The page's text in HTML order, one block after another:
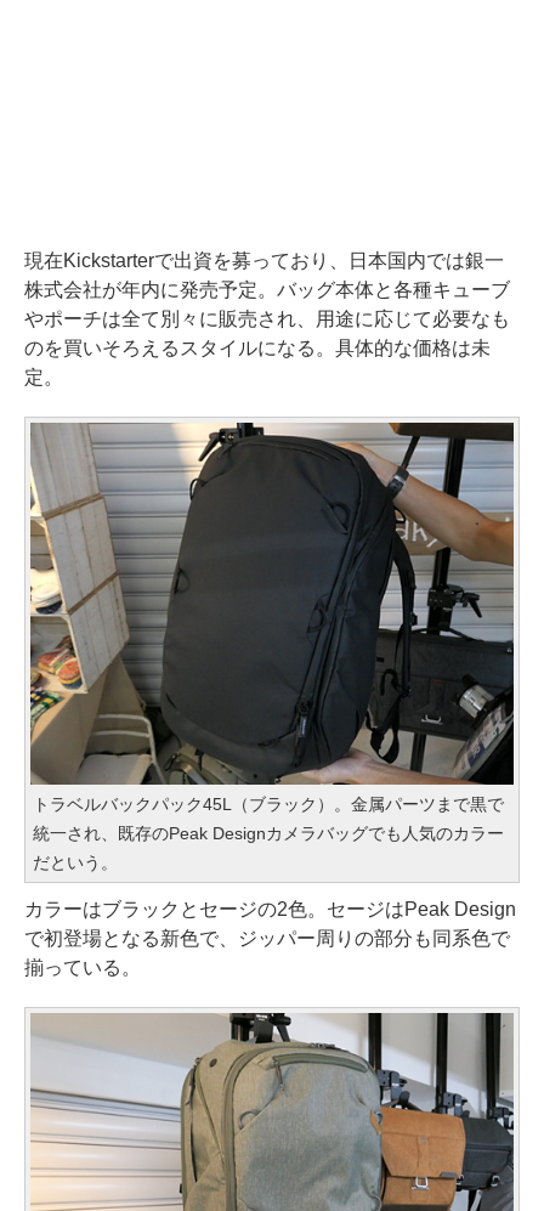
現在Kickstarterで出資を募っており、日本国内では銀一
株式会社が年内に発売予定。バッグ本体と各種キューブ
やポーチは全て別々に販売され、用途に応じて必要なも
のを買いそろえるスタイルになる。具体的な価格は未
定。
トラベルバックパック45L（ブラック）。金属パーツまで黒で
統一され、既存のPeak Designカメラバッグでも人気のカラー
だという。
カラーはブラックとセージの2色。セージはPeak Design
で初登場となる新色で、ジッパー周りの部分も同系色で
揃っている。